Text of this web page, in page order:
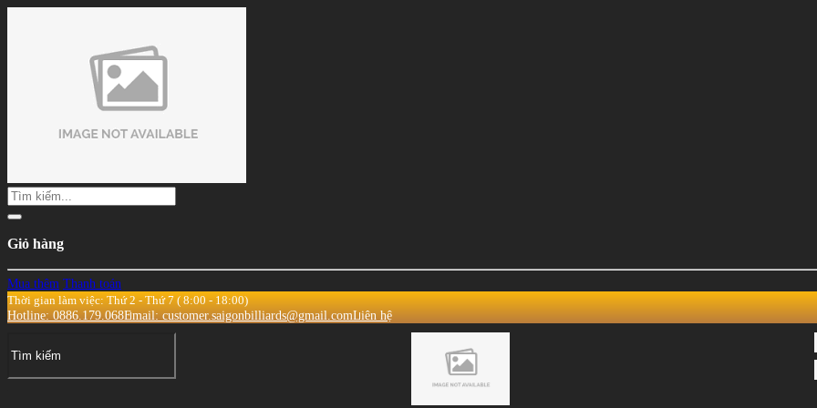
Giỏ hàng
Mua thêm Thanh toán
Thời gian làm việc: Thứ 2 - Thứ 7 ( 8:00 - 18:00)
Hotline: 0886.179.068Email: customer.saigonbilliards@gmail.comLiên hệ